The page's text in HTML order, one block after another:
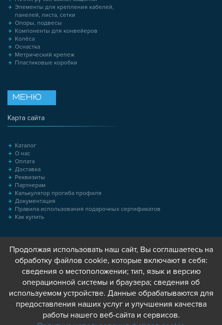
Элементы для крепления кабелей,
панелей, листа, сетки
Опоры, подвесы
Компоненты для конвейеров
Колёса
Оснастка
Метрический крепеж
Пластиковые коробки
МЕНЮ
Карта сайта
Каталог
О нас
Оплата
Доставка
Реквизиты
Партнерам
Калькулятор прогиба профиля
Документация
Правила использования подарочных сертификатов
Как купить
Продолжая использовать наш сайт, Вы соглашаетесь на
обработку файлов cookie, которые включают в себя:
сведения о местоположении; тип, язык и версию
операционной системы и браузера; сведения об
используемом устройстве. Данные обрабатываются для
предоставления наших услуг и улучшения качества
работы нашего веб-сайта и сервисов.